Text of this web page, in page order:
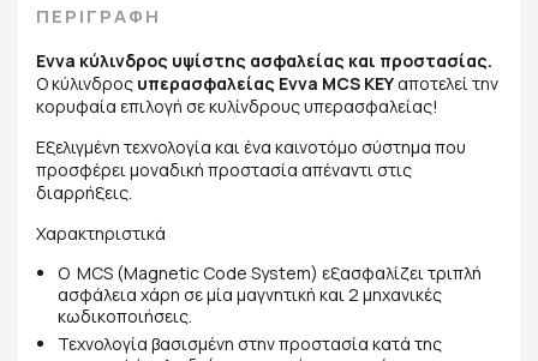
ΠΕΡΙΓΡΑΦΗ
Evva κύλινδρος υψίστης ασφαλείας και προστασίας.
Ο κύλινδρος υπερασφαλείας Evva MCS KEY αποτελεί την
κορυφαία επιλογή σε κυλίνδρους υπερασφαλείας!
Εξελιγμένη τεχνολογία και ένα καινοτόμο σύστημα που
προσφέρει μοναδική προστασία απέναντι στις
διαρρήξεις.
Χαρακτηριστικά
O MCS (Magnetic Code System) εξασφαλίζει τριπλή
ασφάλεια χάρη σε μία μαγνητική και 2 μηχανικές
κωδικοποιήσεις.
Τεχνολογία βασισμένη στην προστασία κατά της